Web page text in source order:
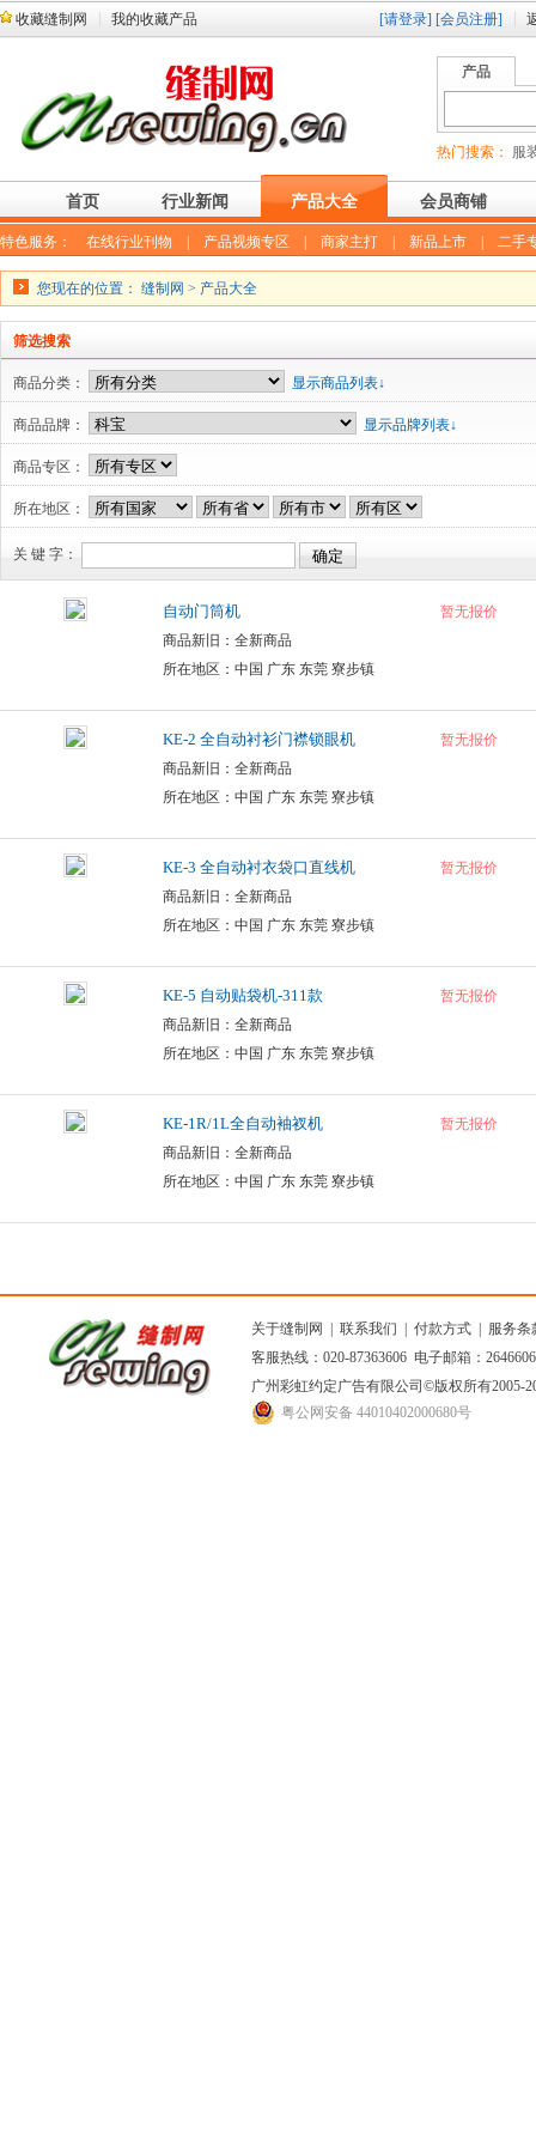
收藏缝制网 我的收藏产品 [请登录] [会员注册]
产品
热门搜索： 服
首页 行业新闻 产品大全 会员商铺
特色服务： 在线行业刊物 产品视频专区 商家主打 新品上市 二手
您现在的位置： 缝制网 > 产品大全
筛选搜索
商品分类： 显示商品列表↓
商品品牌： 显示品牌列表↓
商品专区：
所在地区：
关 键 字：
自动门筒机
商品新旧：全新商品
所在地区：中国 广东 东莞 寮步镇
暂无报价
KE-2 全自动衬衫门襟锁眼机
商品新旧：全新商品
所在地区：中国 广东 东莞 寮步镇
暂无报价
KE-3 全自动衬衣袋口直线机
商品新旧：全新商品
所在地区：中国 广东 东莞 寮步镇
暂无报价
KE-5 自动贴袋机-311款
商品新旧：全新商品
所在地区：中国 广东 东莞 寮步镇
暂无报价
KE-1R/1L全自动袖衩机
商品新旧：全新商品
所在地区：中国 广东 东莞 寮步镇
暂无报价
关于缝制网 联系我们 付款方式
服务条
客服热线：020-87363606 电子邮箱：
广州彩虹约定广告有限公司 ©版权所有2005-
粤公网安备 44010402000680号